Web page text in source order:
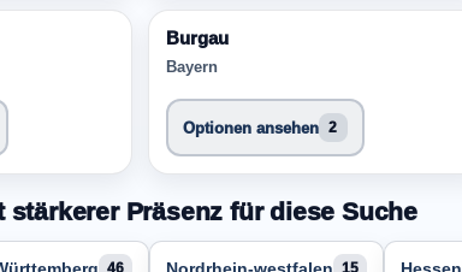
Burgau
Bayern
Optionen ansehen 2
stärkerer Präsenz für diese Suche
46 15